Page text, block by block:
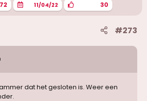
72 11/04/22 30
#273
dat het gesloten is. Weer een